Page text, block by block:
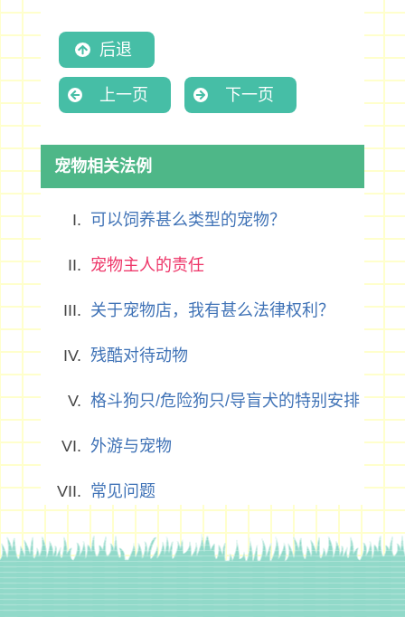
后退
上一页 下一页
宠物相关法例
可以饲养甚么类型的宠物？
宠物主人的责任
关于宠物店，我有甚么法律权利？
残酷对待动物
格斗狗只/危险狗只/导盲犬的特别安排
外游与宠物
常见问题